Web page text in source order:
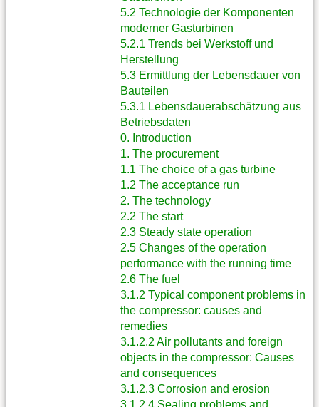
5.2 Technologie der Komponenten
moderner Gasturbinen
5.2.1 Trends bei Werkstoff und
Herstellung
5.3 Ermittlung der Lebensdauer von
Bauteilen
5.3.1 Lebensdauerabschätzung aus
Betriebsdaten
0. Introduction
1. The procurement
1.1 The choice of a gas turbine
1.2 The acceptance run
2. The technology
2.2 The start
2.3 Steady state operation
2.5 Changes of the operation
performance with the running time
2.6 The fuel
3.1.2 Typical component problems in
the compressor: causes and
remedies
3.1.2.2 Air pollutants and foreign
objects in the compressor: Causes
and consequences
3.1.2.3 Corrosion and erosion
3.1.2.4 Sealing problems and